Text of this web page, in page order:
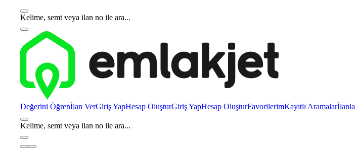
Kelime, semt veya ilan no ile ara...
Değerini Öğrenİlan VerGiriş YapHesap OluşturGiriş YapHesap OluşturFavorilerimKayıtlı Aramalar
Kelime, semt veya ilan no ile ara...